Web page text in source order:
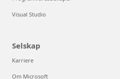
Visual Studio
Selskap
Karriere
Om Microsoft